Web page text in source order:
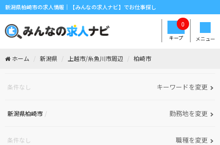
新潟県柏崎市の求人情報｜【みんなの求人ナビ】でお仕事探し
メニュー
キープ
0
ホーム 新潟県 上越市/糸魚川市周辺 柏崎市
条件なし キーワードを変更
新潟県柏崎市 勤務地を変更
条件なし 職種を変更